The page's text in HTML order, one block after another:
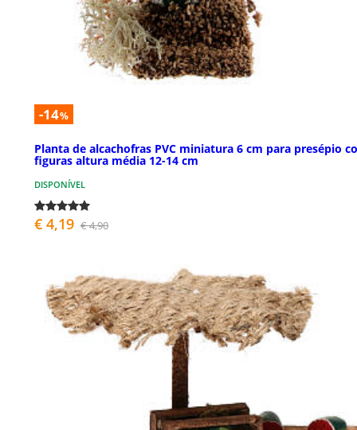
-14%
Planta de alcachofras PVC miniatura 6 cm para presépio
figuras altura média 12-14 cm
DISPONÍVEL
€ 4,19 € 4,90